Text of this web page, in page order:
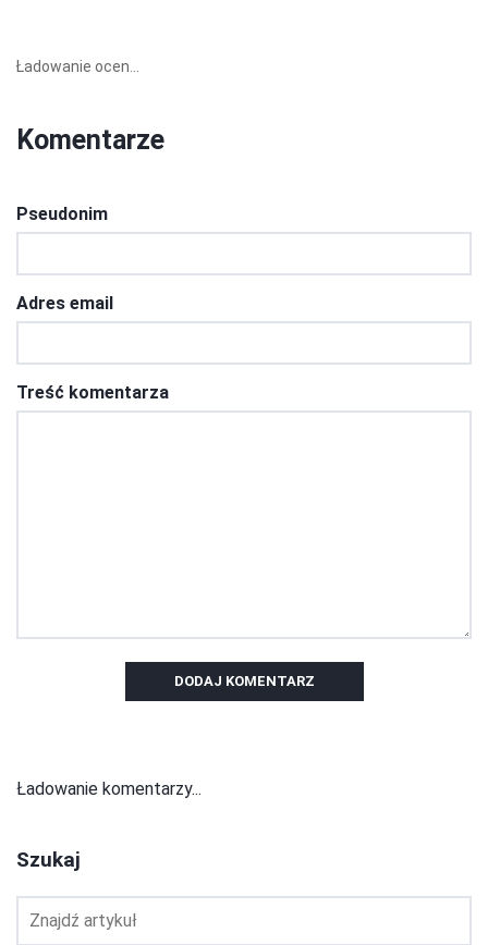
Ładowanie ocen...
Komentarze
Pseudonim
Adres email
Treść komentarza
DODAJ KOMENTARZ
Ładowanie komentarzy...
Szukaj